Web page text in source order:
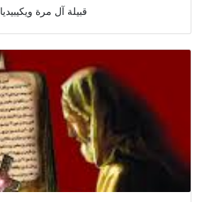
قبيلة آل مرة ويكيبيديا